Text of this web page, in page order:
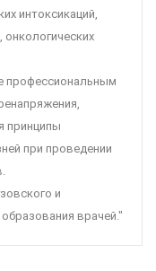
интоксикаций,
профессиональным
принципы
при проведении
и
врачей."